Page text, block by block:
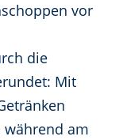
vor
die
Mit
während am